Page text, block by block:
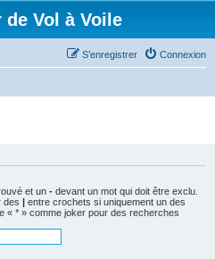
Vol à Voile
Connexion
S’enregistrer
et un - devant un mot qui doit être exclu.
des | entre crochets si uniquement un des
« * » comme joker pour des recherches